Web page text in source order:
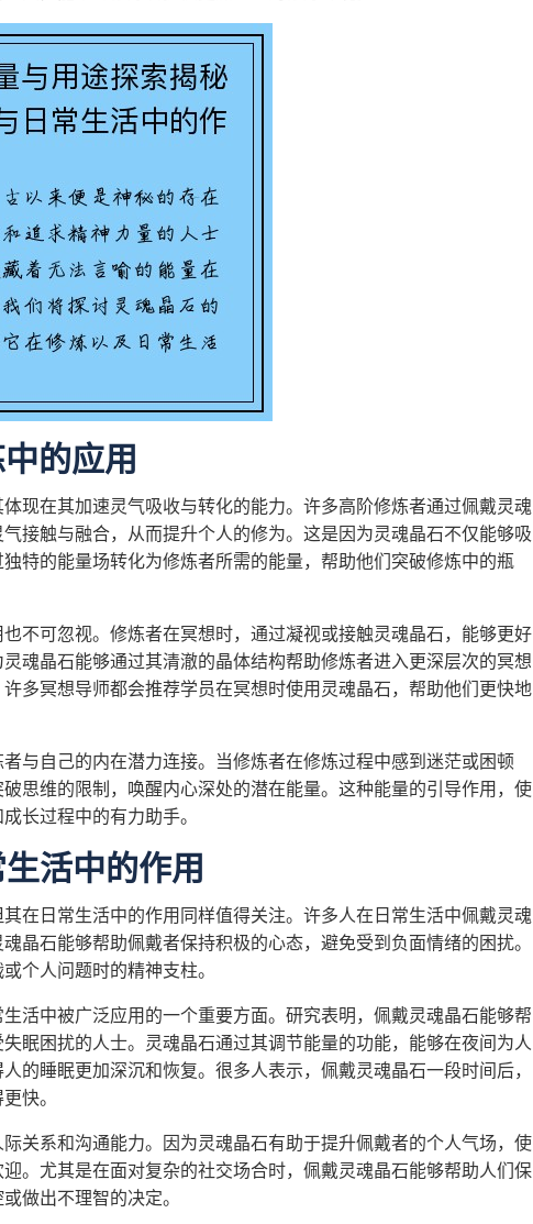
的应用
现在其加速灵气吸收与转化的能力。许多高阶修炼者通过佩戴灵魂
接触与融合，从而提升个人的修为。这是因为灵魂晶石不仅能够吸
特的能量场转化为修炼者所需的能量，帮助他们突破修炼中的瓶
不可忽视。修炼者在冥想时，通过凝视或接触灵魂晶石，能够更好
魂晶石能够通过其清澈的晶体结构帮助修炼者进入更深层次的冥想
多冥想导师都会推荐学员在冥想时使用灵魂晶石，帮助他们更快地
与自己的内在潜力连接。当修炼者在修炼过程中感到迷茫或困顿
思维的限制，唤醒内心深处的潜在能量。这种能量的引导作用，使
长过程中的有力助手。
活中的作用
在日常生活中的作用同样值得关注。许多人在日常生活中佩戴灵魂
晶石能够帮助佩戴者保持积极的心态，避免受到负面情绪的困扰。
个人问题时的精神支柱。
活中被广泛应用的一个重要方面。研究表明，佩戴灵魂晶石能够帮
眠困扰的人士。灵魂晶石通过其调节能量的功能，能够在夜间为人
的睡眠更加深沉和恢复。很多人表示，佩戴灵魂晶石一段时间后，
快。
关系和沟通能力。因为灵魂晶石有助于提升佩戴者的个人气场，使
。尤其是在面对复杂的社交场合时，佩戴灵魂晶石能够帮助人们保
做出不理智的决定。